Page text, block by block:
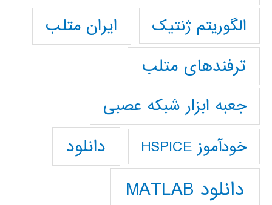
الگوریتم ژنتیک
ایران متلب
ترفندهای متلب
جعبه ابزار شبکه عصبی
خودآموز HSPICE دانلود
دانلود MATLAB